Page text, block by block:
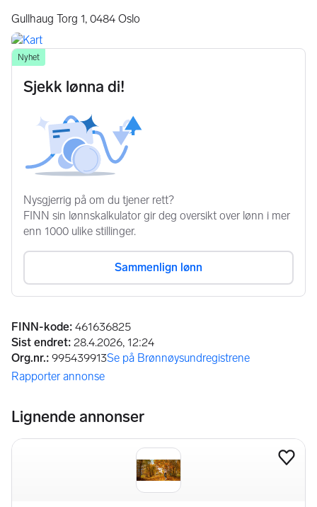
Gullhaug Torg 1, 0484 Oslo
Annonseinformasjon
FINN-kode: 461636825
Sist endret: 28.4.2026, 12:24
Org.nr.: 995439913Se på Brønnøysundregistrene
(åpnes i ny fane)
Rapporter annonse